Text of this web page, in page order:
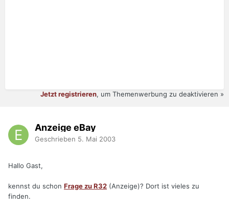
Jetzt registrieren, um Themenwerbung zu deaktivieren »
Anzeige eBay
Geschrieben 5. Mai 2003
Hallo Gast,
kennst du schon Frage zu R32 (Anzeige)? Dort ist vieles zu
finden.